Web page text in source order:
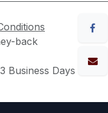
back
Business Days